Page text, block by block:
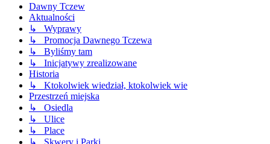
Dawny Tczew
Aktualności
↳ Wyprawy
↳ Promocja Dawnego Tczewa
↳ Byliśmy tam
↳ Inicjatywy zrealizowane
Historia
↳ Ktokolwiek wiedział, ktokolwiek wie
Przestrzeń miejska
↳ Osiedla
↳ Ulice
↳ Place
↳ Skwery i Parki